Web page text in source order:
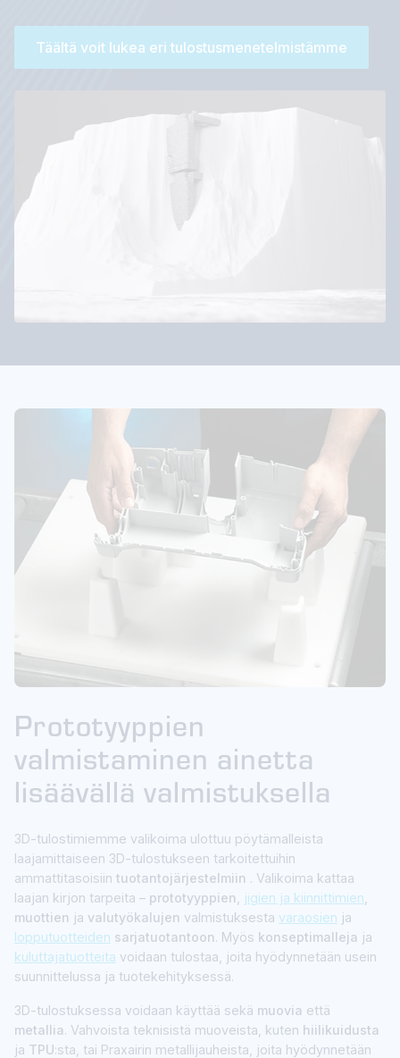
Täältä voit lukea eri tulostusmenetelmistämme
Prototyyppien
valmistaminen ainetta
lisäävällä valmistuksella
3D-tulostimiemme valikoima ulottuu pöytämalleista
laajamittaiseen 3D-tulostukseen tarkoitettuihin
ammattitasoisiin tuotantojärjestelmiin . Valikoima kattaa
laajan kirjon tarpeita – prototyyppien jigien ja kiinnittimien
muottien ja valutyökalujen valmistuksesta varaosien ja
lopputuotteiden sarjatuotantoon. Myös konseptimalleja ja
kuluttajatuotteita voidaan tulostaa, joita hyödynnetään usein
suunnittelussa ja tuotekehityksessä.
3D-tulostuksessa voidaan käyttää sekä muovia että
metallia. Vahvoista teknisistä muoveista, kuten hiilikuidusta
ja TPU:sta, tai Praxairin metallijauheista, joita hyödynnetään